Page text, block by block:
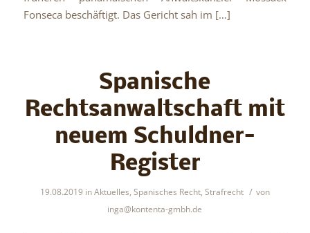
Fonseca beschäftigt. Das Gericht sah im […]
Spanische
Rechtsanwaltschaft mit
neuem Schuldner-
Register
19.08.2019 inAktuelles, Spanisches Recht, Strafrecht / von
inga@kontenta-gmbh.de